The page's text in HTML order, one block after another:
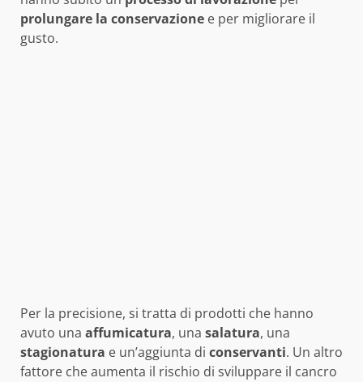
prolungare la conservazione e per migliorare il
gusto.
Per la precisione, si tratta di prodotti che hanno
avuto una affumicatura, una salatura, una
stagionatura e un’aggiunta di conservanti. Un altro
fattore che aumenta il rischio di sviluppare il cancro